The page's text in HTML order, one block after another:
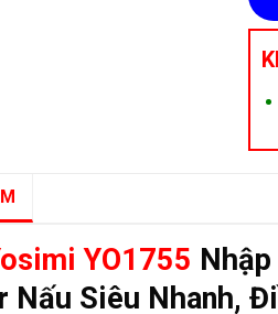
YO1755
Nấu Siêu Nhanh,